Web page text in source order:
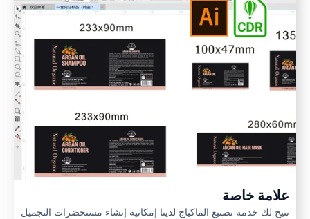
علامة خاصة
تتيح لك خدمة تصنيع الماكياج لدينا إمكانية إنشاء مستحضرات التجميل